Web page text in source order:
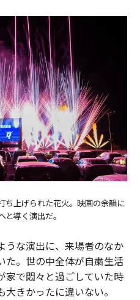
ち上げられた花火。映画の余韻に
導く演出だ。
うな演出に、来場者のなか
た。世の中全体が自粛生活
家で悶々と過ごしていた時
きかったに違いない。